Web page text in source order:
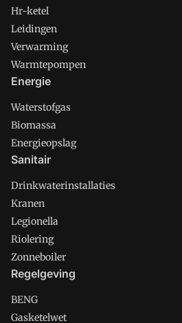
Hr-ketel
Leidingen
Verwarming
Warmtepompen
Energie
Waterstofgas
Biomassa
Energieopslag
Sanitair
Drinkwaterinstallaties
Kranen
Legionella
Riolering
Zonneboiler
Regelgeving
BENG
Gasketelwet